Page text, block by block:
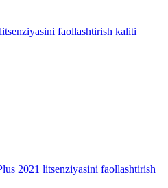
faollashtirish kaliti
2021 litsenziyasini faollashtirish